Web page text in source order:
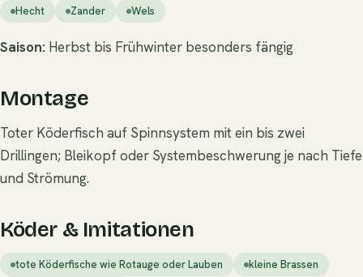
Hecht Zander Wels
Saison: Herbst bis Frühwinter besonders fängig
Montage
Toter Köderfisch auf Spinnsystem mit ein bis zwei
Drillingen; Bleikopf oder Systembeschwerung je nach Tiefe
und Strömung.
Köder & Imitationen
tote Köderfische wie Rotauge oder Lauben
kleine Brassen